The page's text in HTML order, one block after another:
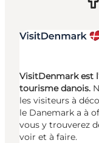
VisitDenmark est
tourisme danois.
les visiteurs à
le Danemark a à
vous y trouverez
voir et à faire.